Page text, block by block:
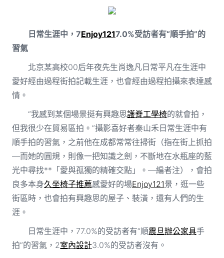
日常生涯中，7Enjoy1217.0%受訪者有“順手拍”的
習氣
北京某高校00后年夜先生肖逸凡日常平凡在生涯中
愛好經由過程街拍記載生涯，也會經由過程拍攝來表達感
情。
“我感到某個場景挺有興趣思護脊工學椅的就會拍，
但我很少在貿易區拍。”攝影喜好者秦山禾日常生涯中有
順手拍的習氣，之前他在成都常常往掃街（指在街上抓拍
—而她的圓規，則像一把知識之劍，不斷地在水瓶座的藍
光中尋找**「愛與孤獨的精確交點」。—編者注），會拍
良多本身久坐椅子推薦感愛好的場Enjoy121景，逛一些
街區時，也會拍有興趣思的屋子、裝潢，還有人們的生
涯。
日常生涯中，77.0%的受訪者有“順震旦辦公家具手
拍”的習氣，2室內設計3.0%的受訪者沒有。